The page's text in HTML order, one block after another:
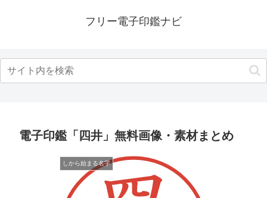
フリー電子印鑑ナビ
電子印鑑「四井」無料画像・素材まとめ
しから始まる名字